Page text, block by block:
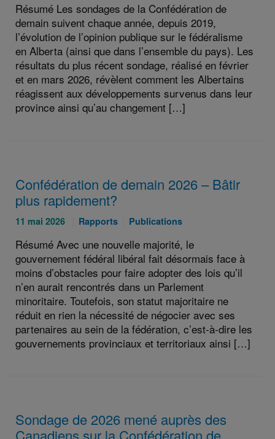
:Résumé Les sondages de la Confédération de
demain suivent chaque année, depuis 2019,
l’évolution de l’opinion publique sur le fédéralisme
en Alberta (ainsi que dans l’ensemble du pays). Les
résultats du plus récent sondage, réalisé en février
et en mars 2026, révèlent comment les Albertains
réagissent aux développements survenus dans leur
province ainsi qu’au changement […]
Confédération de demain 2026 – Bâtir
plus rapidement?
Publié
:
11 mai 2026
Catégories
Rapports
Catégories
Publications
Résumé Avec une nouvelle majorité, le
gouvernement fédéral libéral fait désormais face à
moins d’obstacles pour faire adopter des lois qu’il
n’en aurait rencontrés dans un Parlement
minoritaire. Toutefois, son statut majoritaire ne
réduit en rien la nécessité de négocier avec ses
partenaires au sein de la fédération, c’est-à-dire les
gouvernements provinciaux et territoriaux ainsi […]
Sondage de 2026 mené auprès des
Canadiens sur la Confédération de